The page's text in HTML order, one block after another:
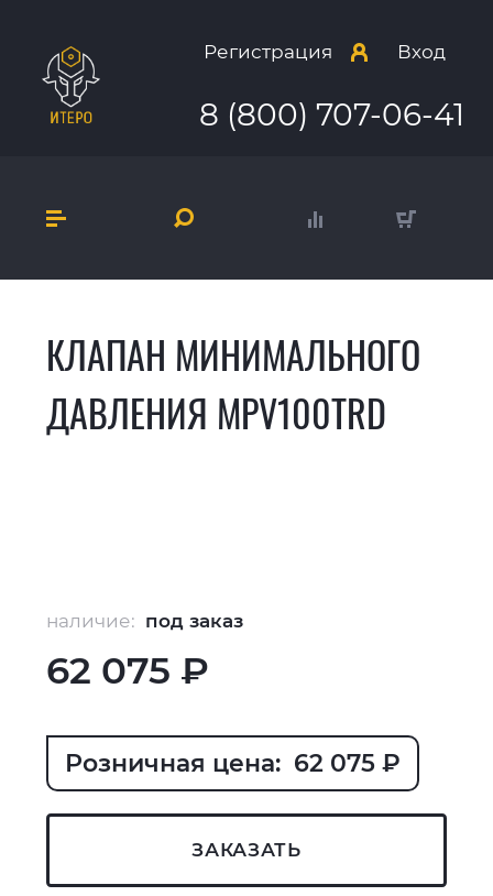
Регистрация Вход
8 (800) 707-06-41
КЛАПАН МИНИМАЛЬНОГО
ДАВЛЕНИЯ MPV100TRD
наличие: под заказ
62 075 ₽
Розничная цена: 62 075 ₽
ЗАКАЗАТЬ